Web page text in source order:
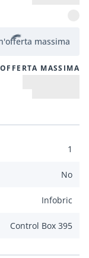
massima
MASSIMA
1
No
Infobric
Control Box 395